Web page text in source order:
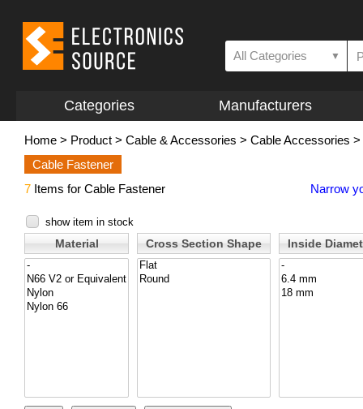
All Categories ▼
Categories Manufacturers
Home > Product > Cable & Accessories > Cable Accessories >
Cable Fastener
7 Items for Cable Fastener Narrow
show item in stock
Material Cross Section Shape Inside